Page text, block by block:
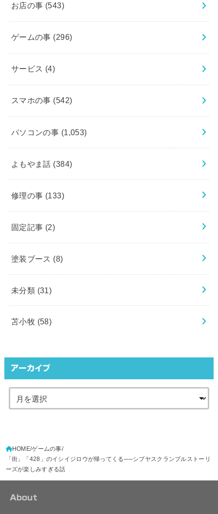
お店の事 (543)
ゲームの事 (296)
サービス (4)
スマホの事 (542)
パソコンの事 (1,053)
よもやま話 (384)
修理の事 (133)
固定記事 (2)
塗装ブース (8)
未分類 (31)
苫小牧 (58)
アーカイブ
HOME ゲームの事
「街」「428」のイシイジロウが帰ってくる──シブヤスクランブルストーリ
ーズが楽しみすぎる話
About